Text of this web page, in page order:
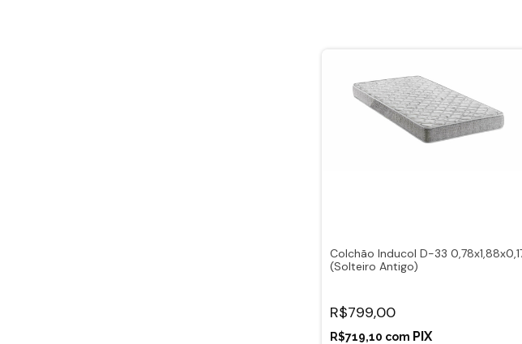
Colchão Inducol D-33
(Solteiro Antigo)
R$799,00
R$719,10 com